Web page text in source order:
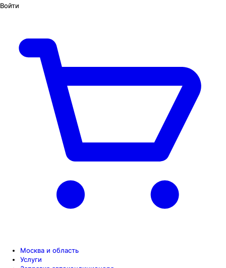
Войти
Москва и область
Услуги